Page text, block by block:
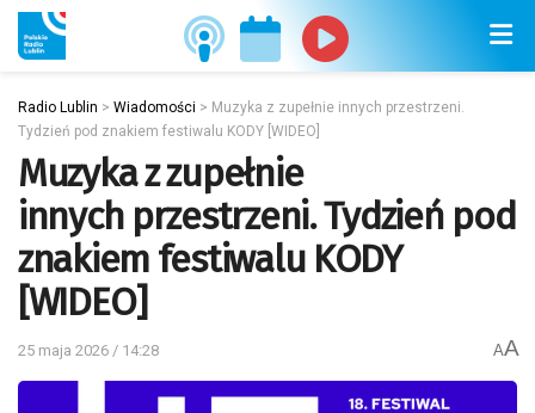
Radio Lublin > Wiadomości > Muzyka z zupełnie innych przestrzeni.
Tydzień pod znakiem festiwalu KODY [WIDEO]
Muzyka z zupełnie
innych przestrzeni. Tydzień pod
znakiem festiwalu KODY
[WIDEO]
25 maja 2026 / 14:28 AA